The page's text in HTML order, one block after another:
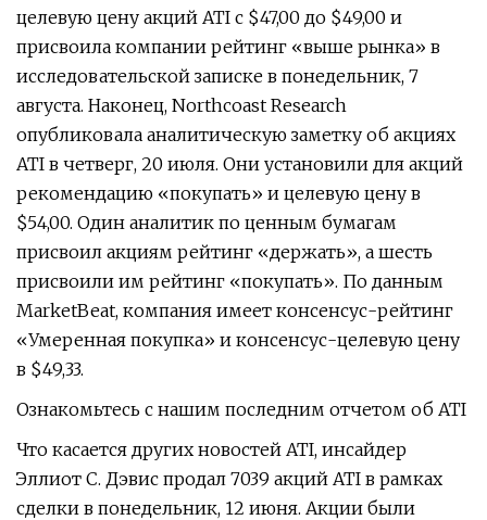
целевую цену акций ATI с $47,00 до $49,00 и
присвоила компании рейтинг «выше рынка» в
исследовательской записке в понедельник, 7
августа. Наконец, Northcoast Research
опубликовала аналитическую заметку об акциях
ATI в четверг, 20 июля. Они установили для акций
рекомендацию «покупать» и целевую цену в
$54,00. Один аналитик по ценным бумагам
присвоил акциям рейтинг «держать», а шесть
присвоили им рейтинг «покупать». По данным
MarketBeat, компания имеет консенсус-рейтинг
«Умеренная покупка» и консенсус-целевую цену
в $49,33.
Ознакомьтесь с нашим последним отчетом об ATI
Что касается других новостей ATI, инсайдер
Эллиот С. Дэвис продал 7039 акций ATI в рамках
сделки в понедельник, 12 июня. Акции были